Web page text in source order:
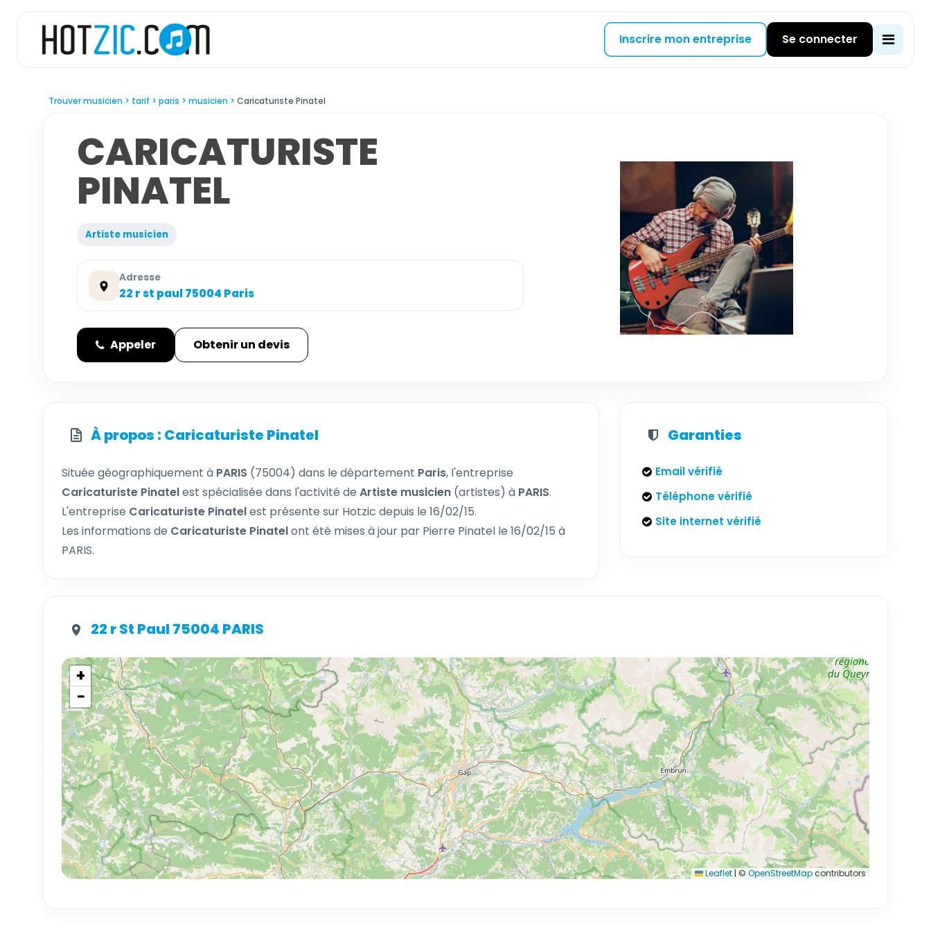
Inscrire mon entreprise Se connecter
Trouver musicien tarif paris musicien Caricaturiste Pinatel
CARICATURISTE
PINATEL
Artiste musicien
Adresse
22 r st paul 75004 Paris
Appeler Obtenir un devis
À propos : Caricaturiste Pinatel
Située géographiquement à PARIS (75004) dans le département Paris, l'entreprise
Caricaturiste Pinatelest spécialisée dans l'activité de Artiste musicien (artistes) à PARIS.
L'entreprise Caricaturiste Pinatelest présente sur Hotzic depuis le 16/02/15.
Les informations de Caricaturiste Pinatelont été mises à jour par Pierre Pinatel le 16/02/15 à
PARIS.
Garanties
Email vérifié
Téléphone vérifié
Site internet vérifié
22 r St Paul 75004 PARIS
+
−
Leaflet | © OpenStreetMapcontributors